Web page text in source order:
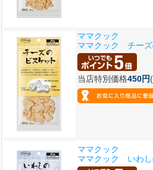
ママクック
ママクック チーズ
当店特別価格450円
ママクック
ママクック いわし